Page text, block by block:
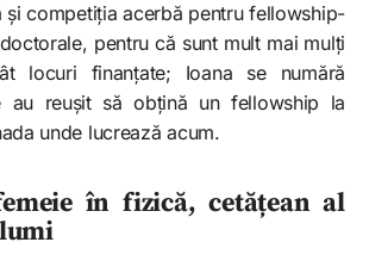
și competiția acerbă pentru fellowship-
pentru că sunt mult mai mulți
locuri finanțate; Ioana se numără
au reușit să obțină un fellowship la
unde lucrează acum.
în fizică, cetățean al